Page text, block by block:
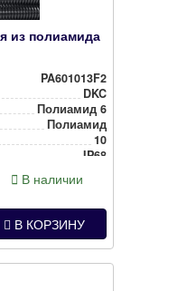
из полиамида
PA601013F2
DKC
Полиамид 6
Полиамид
10
IP68
Черный
В наличии
В КОРЗИНУ